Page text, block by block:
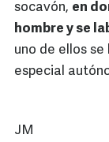
socavón, en
hombre y se
uno de ellos
especial
JM